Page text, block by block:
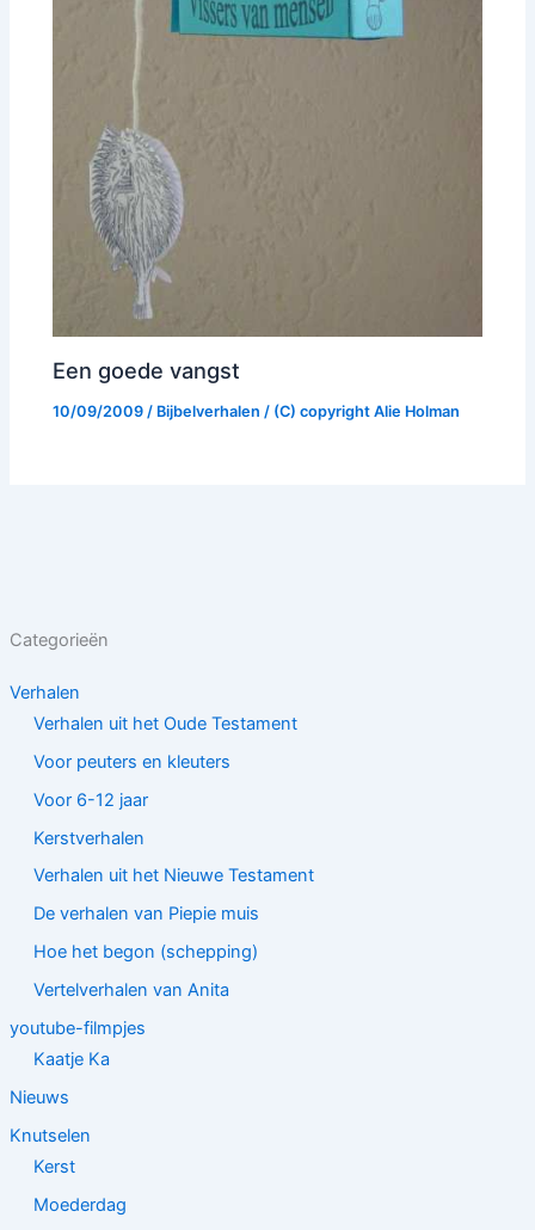
Categorieën
Verhalen
Verhalen uit het Oude Testament
Voor peuters en kleuters
Voor 6-12 jaar
Kerstverhalen
Verhalen uit het Nieuwe Testament
De verhalen van Piepie muis
Hoe het begon (schepping)
Vertelverhalen van Anita
youtube-filmpjes
Kaatje Ka
Nieuws
Knutselen
Kerst
Moederdag
Een goede vangst
10/09/2009 / Bijbelverhalen / (C) copyrightAlie Holman